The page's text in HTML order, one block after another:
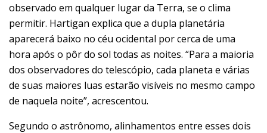
observado em qualquer lugar da Terra, se o clima
permitir. Hartigan explica que a dupla planetária
aparecerá baixo no céu ocidental por cerca de uma
hora após o pôr do sol todas as noites. “Para a maioria
dos observadores do telescópio, cada planeta e várias
de suas maiores luas estarão visíveis no mesmo campo
de naquela noite”, acrescentou.
Segundo o astrônomo, alinhamentos entre esses dois